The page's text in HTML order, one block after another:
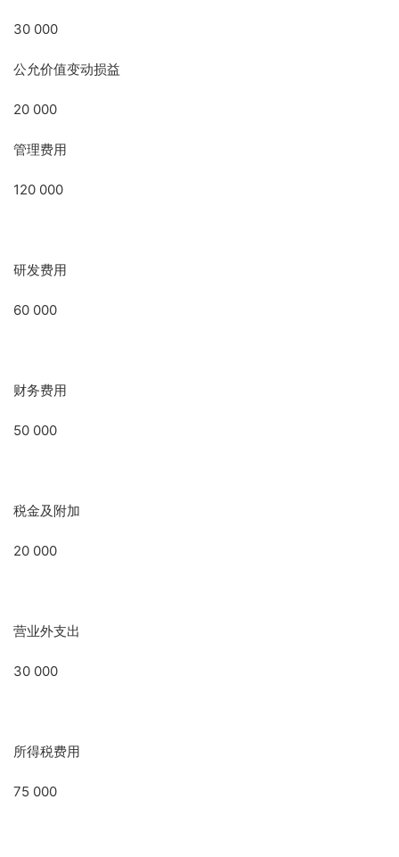
30 000
公允价值变动损益
20 000
管理费用
120 000
研发费用
60 000
财务费用
50 000
税金及附加
20 000
营业外支出
30 000
所得税费用
75 000